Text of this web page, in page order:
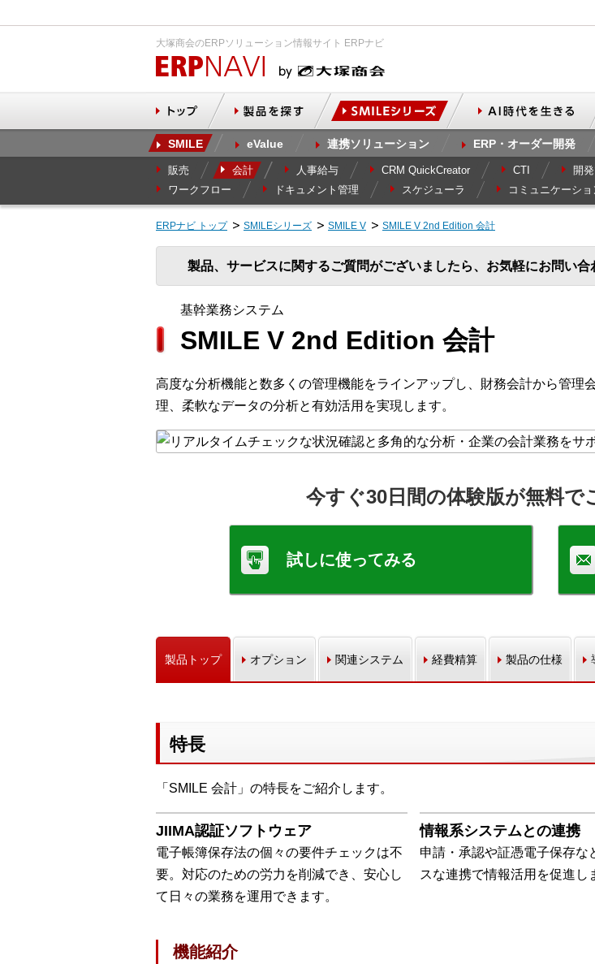
大塚商会のERPソリューション情報サイト ERPナビ
SMILE eValue 連携ソリューション ERP・オーダー開発
販売 会計 人事給与 CRM QuickCreator CTI 開
ワークフロー
ドキュメント管理 スケジューラ コミュニケーショ
ERPナビ トップ SMILEシリーズ SMILE V SMILE V 2nd Edition 会計
製品、サービスに関するご質問がございましたら、お気軽にお問い合
基幹業務システム
SMILE V 2nd Edition 会計
高度な分析機能と数多くの管理機能をラインアップし、財務会計から管理
理、柔軟なデータの分析と有効活用を実現します。
今すぐ30日間の体験版が無料で
試しに使ってみる
製品トップ オプション 関連システム 経費精算 製品の仕様
特長
「SMILE 会計」の特長をご紹介します。
JIIMA認証ソフトウェア
電子帳簿保存法の個々の要件チェックは不
要。対応のための労力を削減でき、安心し
て日々の業務を運用できます。
情報系システムとの連携
申請・承認や証憑電子保存な
スな連携で情報活用を促進し
機能紹介